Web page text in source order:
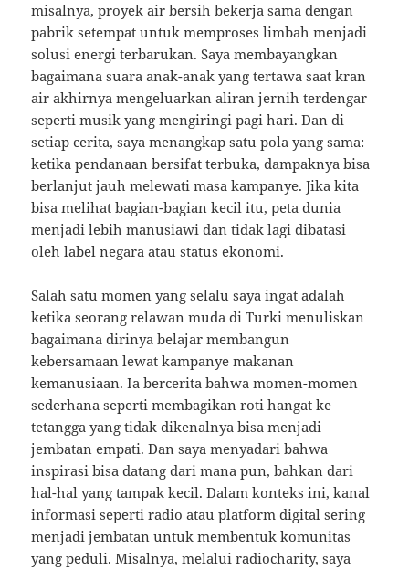
misalnya, proyek air bersih bekerja sama dengan
pabrik setempat untuk memproses limbah menjadi
solusi energi terbarukan. Saya membayangkan
bagaimana suara anak-anak yang tertawa saat kran
air akhirnya mengeluarkan aliran jernih terdengar
seperti musik yang mengiringi pagi hari. Dan di
setiap cerita, saya menangkap satu pola yang sama:
ketika pendanaan bersifat terbuka, dampaknya bisa
berlanjut jauh melewati masa kampanye. Jika kita
bisa melihat bagian-bagian kecil itu, peta dunia
menjadi lebih manusiawi dan tidak lagi dibatasi
oleh label negara atau status ekonomi.
Salah satu momen yang selalu saya ingat adalah
ketika seorang relawan muda di Turki menuliskan
bagaimana dirinya belajar membangun
kebersamaan lewat kampanye makanan
kemanusiaan. Ia bercerita bahwa momen-momen
sederhana seperti membagikan roti hangat ke
tetangga yang tidak dikenalnya bisa menjadi
jembatan empati. Dan saya menyadari bahwa
inspirasi bisa datang dari mana pun, bahkan dari
hal-hal yang tampak kecil. Dalam konteks ini, kanal
informasi seperti radio atau platform digital sering
menjadi jembatan untuk membentuk komunitas
yang peduli. Misalnya, melalui radiocharity, saya